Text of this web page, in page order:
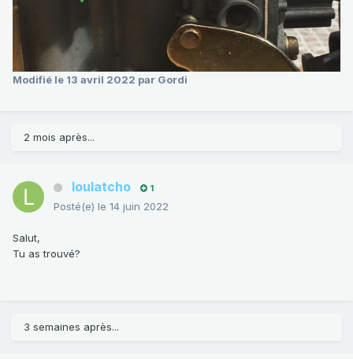
Modifié le 13 avril 2022 par Gordi
2 mois après...
loulatcho 1
Posté(e) le 14 juin 2022
Salut,
Tu as trouvé?
3 semaines après...